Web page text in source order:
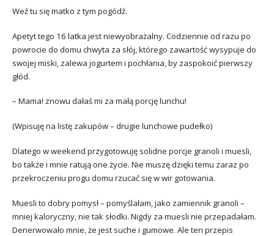
Weź tu się matko z tym pogódź.
Apetyt tego 16 latka jest niewyobrażalny. Codziennie od razu po
powrocie do domu chwyta za słój, którego zawartość wysypuje do
swojej miski, zalewa jogurtem i pochłania, by zaspokoić pierwszy
głód.
– Mama! znowu dałaś mi za małą porcję lunchu!
(Wpisuję na listę zakupów – drugie lunchowe pudełko)
Dlatego w weekend przygotowuję solidne porcje granoli i muesli,
bo także i mnie ratują one życie. Nie muszę dzięki temu zaraz po
przekroczeniu progu domu rzucać się w wir gotowania.
Muesli to dobry pomysł – pomyślałam, jako zamiennik granoli –
mniej kaloryczny, nie tak słodki. Nigdy za muesli nie przepadałam.
Denerwowało mnie, że jest suche i gumowe. Ale ten przepis